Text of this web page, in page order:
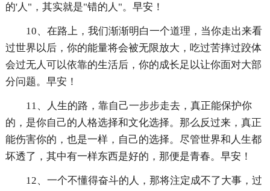
的'人"，其实就是"错的人"。早安！
10、在路上，我们渐渐明白一个道理，当你走出来看
过世界以后，你的能量将会被无限放大，吃过苦摔过跤体
会过无人可以依靠的生活后，你的成长足以让你面对大部
分问题。早安！
11、人生的路，靠自己一步步走去，真正能保护你
的，是你自己的人格选择和文化选择。那么反过来，真正
能伤害你的，也是一样，自己的选择。尽管世界和人生都
坏透了，其中有一样东西是好的，那便是青春。早安！
12、一个不懂得奋斗的人，那将注定成不了大事，过